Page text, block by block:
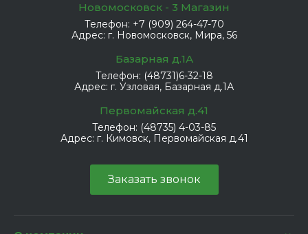
Новомосковск - 3 Магазин
Телефон: +7 (909) 264-47-70
Адрес: г. Новомосковск, Мира, 56
Базарная д.1А
Телефон: (48731)6-32-18
Адрес: г. Узловая, Базарная д.1А
Первомайская д.41
Телефон: (48735) 4-03-85
Адрес: г. Кимовск, Первомайская д.41
Заказать звонок